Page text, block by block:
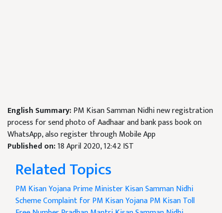
English Summary:PM Kisan Samman Nidhi new registration
process for send photo of Aadhaar and bank pass book on
WhatsApp, also register through Mobile App
Published on:18 April 2020, 12:42 IST
Related Topics
PM Kisan YojanaPrime Minister Kisan Samman Nidhi
SchemeComplaint for PM Kisan YojanaPM Kisan Toll